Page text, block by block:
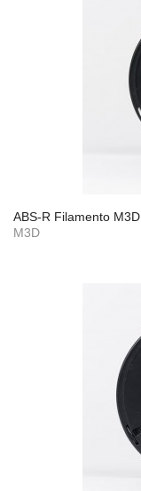
ABS-R Filamento M3D
M3D